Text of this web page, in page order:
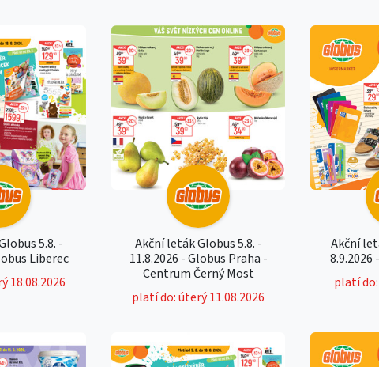
5.8. -
Liberec
18.08.2026
Akční leták Globus 5.8. -
11.8.2026 - Globus Praha -
Centrum Černý Most
platí do: úterý 11.08.2026
Akční
8.9.2026
platí